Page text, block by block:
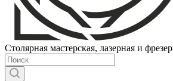
Столярная мастерская, лазерная и